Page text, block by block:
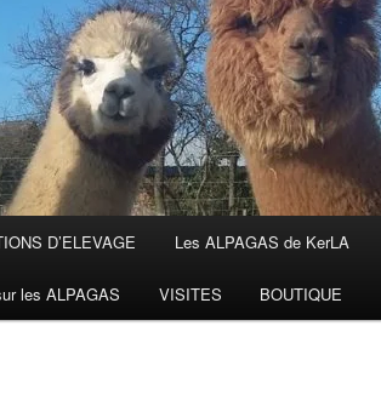
D’ELEVAGE Les ALPAGAS de KerLA
les ALPAGAS VISITES BOUTIQUE